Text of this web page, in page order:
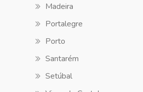
Madeira
Portalegre
Porto
Santarém
Setúbal